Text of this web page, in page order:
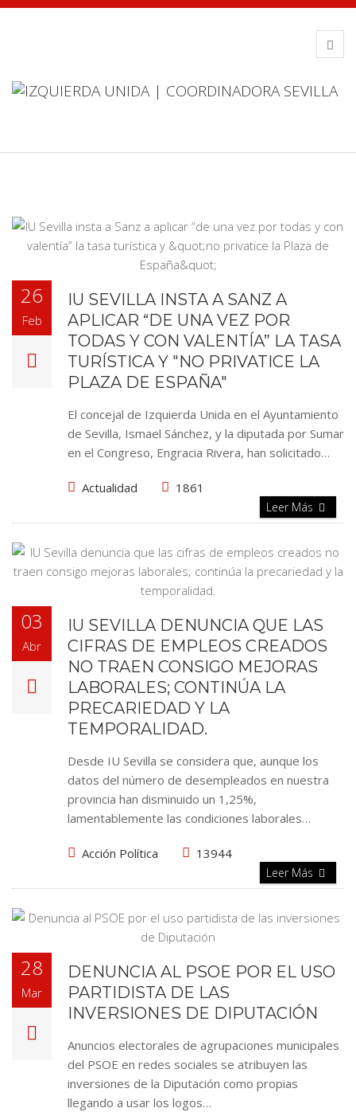
26
Feb
IU SEVILLA INSTA A SANZ A
APLICAR “DE UNA VEZ POR
TODAS Y CON VALENTÍA” LA TASA
TURÍSTICA Y "NO PRIVATICE LA
PLAZA DE ESPAÑA"
El concejal de Izquierda Unida en el Ayuntamiento
de Sevilla, Ismael Sánchez, y la diputada por Sumar
en el Congreso, Engracia Rivera, han solicitado…
Actualidad 1861
Leer Más
03
Abr
IU SEVILLA DENUNCIA QUE LAS
CIFRAS DE EMPLEOS CREADOS
NO TRAEN CONSIGO MEJORAS
LABORALES; CONTINÚA LA
PRECARIEDAD Y LA
TEMPORALIDAD.
Desde IU Sevilla se considera que, aunque los
datos del número de desempleados en nuestra
provincia han disminuido un 1,25%,
lamentablemente las condiciones laborales…
Acción Política 13944
Leer Más
28
Mar
DENUNCIA AL PSOE POR EL USO
PARTIDISTA DE LAS
INVERSIONES DE DIPUTACIÓN
Anuncios electorales de agrupaciones municipales
del PSOE en redes sociales se atribuyen las
inversiones de la Diputación como propias
llegando a usar los logos…